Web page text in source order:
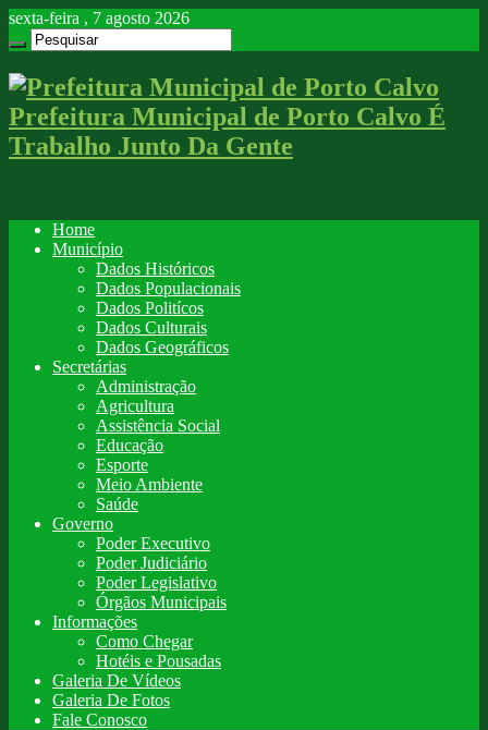
sexta-feira , 7 agosto 2026
Prefeitura Municipal de Porto Calvo É
Trabalho Junto Da Gente
Home
Município
Dados Históricos
Dados Populacionais
Dados Politícos
Dados Culturais
Dados Geográficos
Secretárias
Administração
Agricultura
Assistência Social
Educação
Esporte
Meio Ambiente
Saúde
Governo
Poder Executivo
Poder Judiciário
Poder Legislativo
Órgãos Municipais
Informações
Como Chegar
Hotéis e Pousadas
Galeria De Vídeos
Galeria De Fotos
Fale Conosco